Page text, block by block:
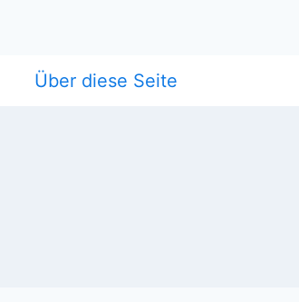
Über diese Seite